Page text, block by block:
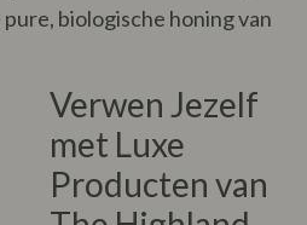
biologische honing van
Verwen Jezelf
met Luxe
Producten van